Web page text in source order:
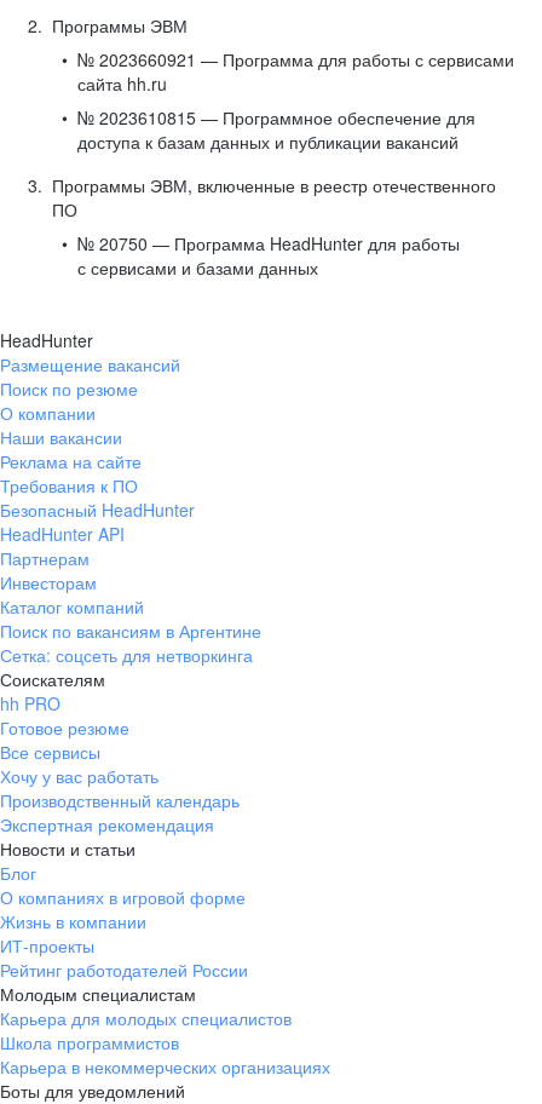
Программы ЭВМ
№ 2023660921 — Программа для работы с сервисами
сайта hh.ru
№ 2023610815 — Программное обеспечение для
доступа к базам данных и публикации вакансий
Программы ЭВМ, включенные в реестр отечественного
ПО
№ 20750 — Программа HeadHunter для работы
с сервисами и базами данных
HeadHunter
Размещение вакансий
Поиск по резюме
О компании
Наши вакансии
Реклама на сайте
Требования к ПО
Безопасный HeadHunter
HeadHunter API
Партнерам
Инвесторам
Каталог компаний
Поиск по вакансиям в Аргентине
Сетка: соцсеть для нетворкинга
Соискателям
hh PRO
Готовое резюме
Все сервисы
Хочу у вас работать
Производственный календарь
Экспертная рекомендация
Новости и статьи
Блог
О компаниях в игровой форме
Жизнь в компании
ИТ-проекты
Рейтинг работодателей России
Молодым специалистам
Карьера для молодых специалистов
Школа программистов
Карьера в некоммерческих организациях
Боты для уведомлений